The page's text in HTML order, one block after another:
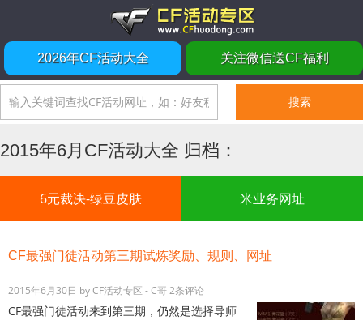
2026年CF活动大全 关注微信送CF福利
2015年6月CF活动大全 归档：
6元裁决-绿豆皮肤 米业务网址
CF最强门徒活动第三期试炼奖励、规则、网址
2015年6月30日 byCF活动专区 - C哥2条评论
CF最强门徒活动来到第三期，仍然是选择导师